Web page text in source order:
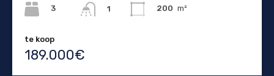
3
1
200 m²
te koop
189.000€